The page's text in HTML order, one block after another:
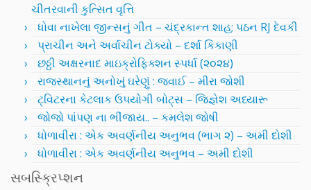
ચીતરવાની કુત્સિત વૃત્તિ
ધોવા નાખેલા જીન્સનું ગીત – ચંદ્રકાન્ત શાહ; પઠન RJ દેવકી
પ્રાચીન અને અર્વાચીન ટોક્યો – દર્શા કિકાણી
છઠ્ઠી અક્ષરનાદ માઇક્રોફિક્શન સ્પર્ધા (૨૦૨૪)
રાજસ્થાનનું અનોખું ઘરેણું : જવાઈ – મીરા જોશી
ટ્વિટરના કેટલાક ઉપયોગી બોટ્સ – જિજ્ઞેશ અધ્યારૂ
જોજો પાંપણ ના ભીંજાય.. – કમલેશ જોષી
ધોળાવીરા : એક અવર્ણનીય અનુભવ (ભાગ ૨) – અમી દોશી
ધોળાવીરા : એક અવર્ણનીય અનુભવ – અમી દોશી
સબસ્ક્રિપ્શન